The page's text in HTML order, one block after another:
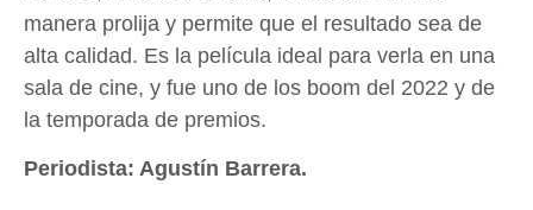
manera prolija y permite que el resultado sea de
alta calidad. Es la película ideal para verla en una
sala de cine, y fue uno de los boom del 2022 y de
la temporada de premios.
Periodista: Agustín Barrera.